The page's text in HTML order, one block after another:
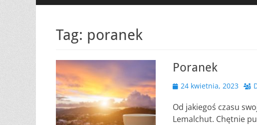
Tag: poranek
Poranek
Opublikowano
24 kwietnia, 2023
Od jakiegoś czasu
Lemalchut. Chętnie